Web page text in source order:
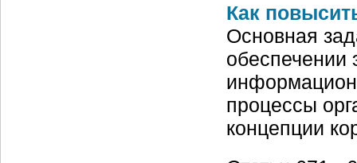
Как
Основная
обеспечении
процессы
концепции